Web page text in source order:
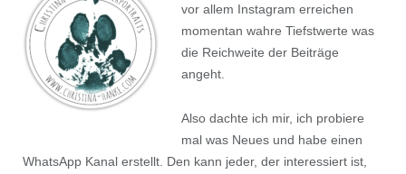
vor allem Instagram erreichen
momentan wahre Tiefstwerte was
die Reichweite der Beiträge
angeht.
Also dachte ich mir, ich probiere
mal was Neues und habe einen
WhatsApp Kanal erstellt. Den kann jeder, der interessiert ist,